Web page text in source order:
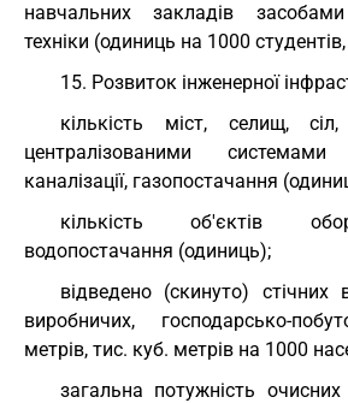
навчальних закладів
техніки (одиниць на 1000 студентів,
15. Розвиток інженерної
кількість міст, селищ,
централізованими системами
каналізації, газопостачання
кількість об'єктів
водопостачання (одиниць);
відведено (скинуто)
виробничих, господарсько-
метрів, тис. куб. метрів на 1000
загальна потужність